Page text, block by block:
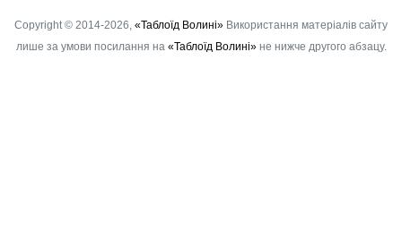
Copyright © 2014-2026, «Таблоїд Волині» Використання матеріалів сайту
лише за умови посилання на «Таблоїд Волині»не нижче другого абзацу.